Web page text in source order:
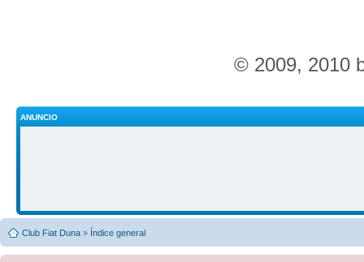
© 2009, 2010
ANUNCIO
Club Fiat Duna » Índice general